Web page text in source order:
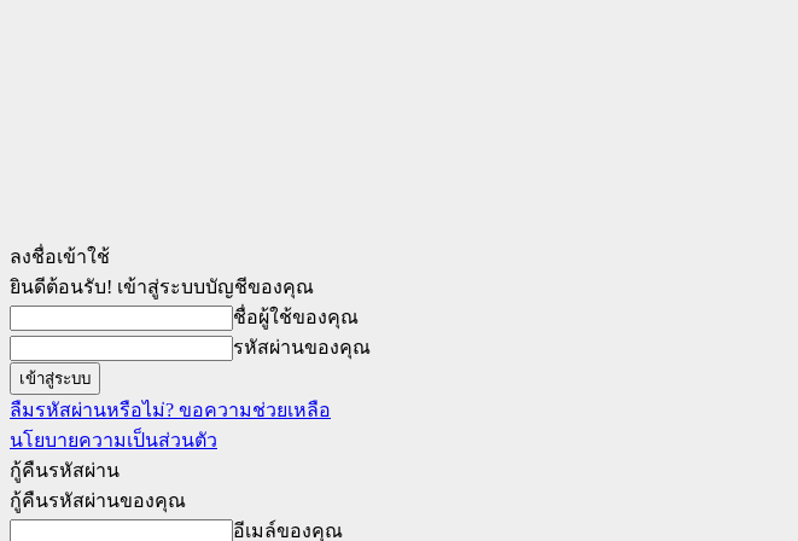
ลงชื่อเข้าใช้
ยินดีต้อนรับ! เข้าสู่ระบบบัญชีของคุณ
ชื่อผู้ใช้ของคุณ
รหัสผ่านของคุณ
ลืมรหัสผ่านหรือไม่? ขอความช่วยเหลือ
นโยบายความเป็นส่วนตัว
กู้คืนรหัสผ่าน
กู้คืนรหัสผ่านของคุณ
อีเมล์ของคุณ